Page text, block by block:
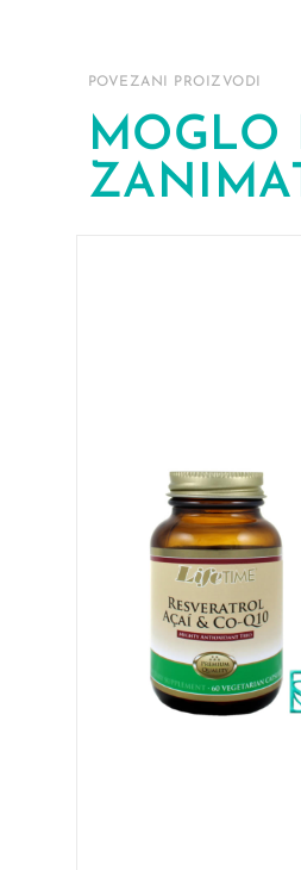
POVEZANI PROIZVODI
MOGLO